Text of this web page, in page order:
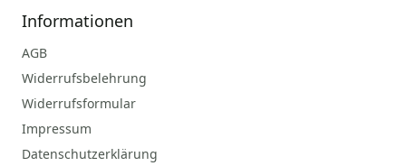
Informationen
AGB
Widerrufsbelehrung
Widerrufsformular
Impressum
Datenschutzerklärung